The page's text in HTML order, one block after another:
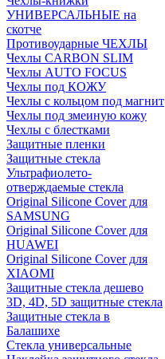
УНИВЕРСАЛЬНЫЕ на
скотче
Противоударные ЧЕХЛЫ
Чехлы CARBON SLIM
Чехлы AUTO FOCUS
Чехлы под КОЖУ
Чехлы с кольцом под магнит
Чехлы под змеиную кожу
Чехлы с блестками
Защитные пленки
Защитные стекла
Ультрафиолето-
отверждаемые стекла
Original Silicone Cover для
SAMSUNG
Original Silicone Cover для
HUAWEI
Original Silicone Cover для
XIAOMI
Защитные стекла дешево
3D, 4D, 5D защитные стекла
Защитные стекла в
Балашихе
Стекла универсальные